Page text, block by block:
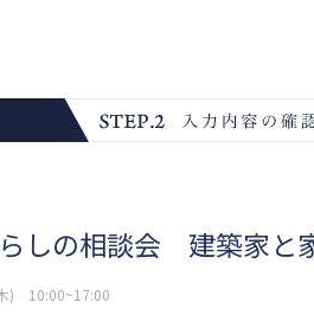
しの相談会 建築家と
) 10:00~17:00